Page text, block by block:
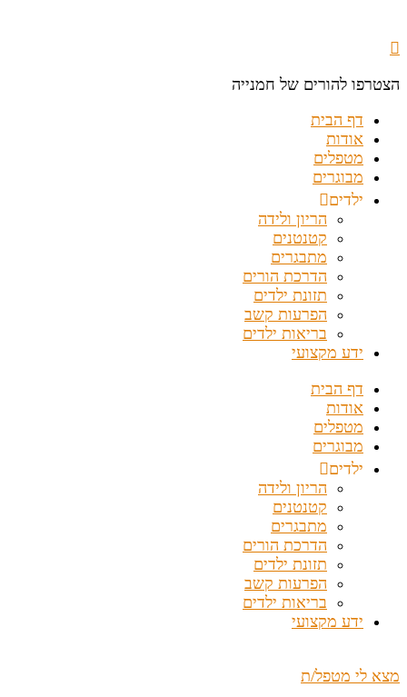
הצטרפו להורים של חמנייה
דף הבית
אודות
מטפלים
מבוגרים
ילדים
הריון ולידה
קטנטנים
מתבגרים
הדרכת הורים
תזונת ילדים
הפרעות קשב
בריאות ילדים
ידע מקצועי
דף הבית
אודות
מטפלים
מבוגרים
ילדים
הריון ולידה
קטנטנים
מתבגרים
הדרכת הורים
תזונת ילדים
הפרעות קשב
בריאות ילדים
ידע מקצועי
מצא לי מטפל/ת